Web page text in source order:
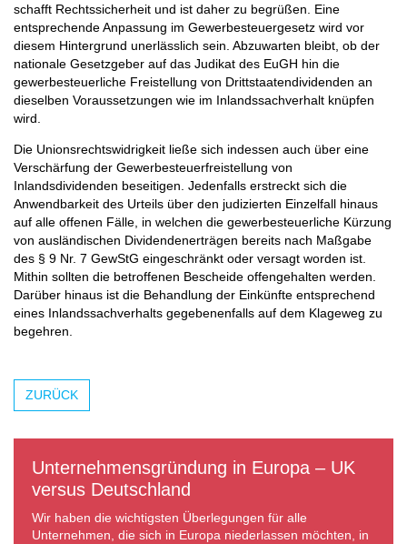
schafft Rechtssicherheit und ist daher zu begrüßen. Eine
entsprechende Anpassung im Gewerbesteuergesetz wird vor
diesem Hintergrund unerlässlich sein. Abzuwarten bleibt, ob der
nationale Gesetzgeber auf das Judikat des EuGH hin die
gewerbesteuerliche Freistellung von Drittstaatendividenden an
dieselben Voraussetzungen wie im Inlandssachverhalt knüpfen
wird.
Die Unionsrechtswidrigkeit ließe sich indessen auch über eine
Verschärfung der Gewerbesteuerfreistellung von
Inlandsdividenden beseitigen. Jedenfalls erstreckt sich die
Anwendbarkeit des Urteils über den judizierten Einzelfall hinaus
auf alle offenen Fälle, in welchen die gewerbesteuerliche Kürzung
von ausländischen Dividendenerträgen bereits nach Maßgabe
des § 9 Nr. 7 GewStG eingeschränkt oder versagt worden ist.
Mithin sollten die betroffenen Bescheide offengehalten werden.
Darüber hinaus ist die Behandlung der Einkünfte entsprechend
eines Inlandssachverhalts gegebenenfalls auf dem Klageweg zu
begehren.
ZURÜCK
Unternehmensgründung in Europa – UK
versus Deutschland
Wir haben die wichtigsten Überlegungen für alle
Unternehmen, die sich in Europa niederlassen möchten, in